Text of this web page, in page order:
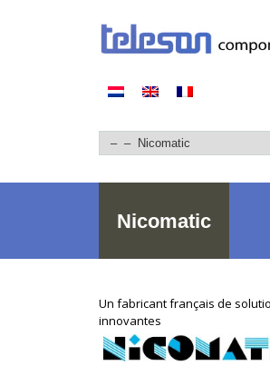
Nicomatic
Un fabricant français de
innovantes